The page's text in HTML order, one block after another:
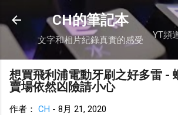
跳到主要內容
CH的筆記本
文字和相片紀錄真實的感受 YT頻
想買飛利浦電動牙刷之好多雷 -
賣場依然凶險請小心
作者： CH - 8月 21, 2020